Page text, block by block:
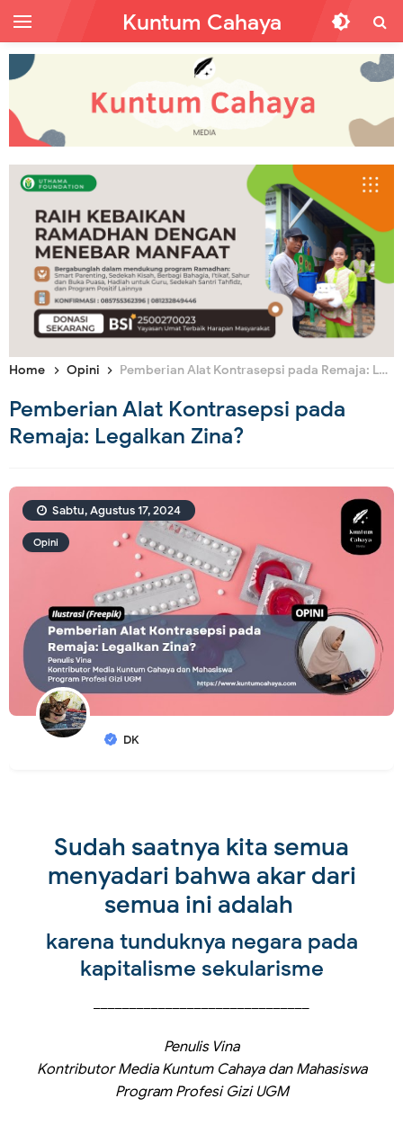
Kuntum Cahaya
Home Opini Pemberian Alat Kontrasepsi pada Remaja: Legalkan Zina?
Pemberian Alat Kontrasepsi pada
Remaja: Legalkan Zina?
Opini
DK
Sabtu, Agustus 17, 2024
Sudah saatnya kita semua
menyadari bahwa akar dari
semua ini adalah
karena tunduknya negara pada
kapitalisme sekularisme
Penulis Vina
Kontributor Media Kuntum Cahaya dan Mahasiswa
Program Profesi Gizi UGM